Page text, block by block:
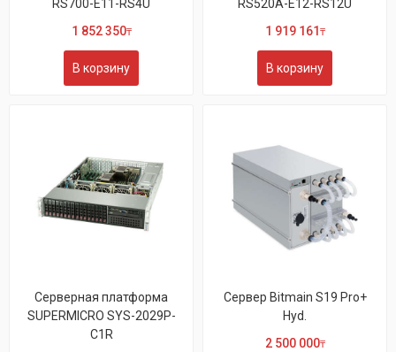
RS700-E11-RS4U
1 852 350₸
В корзину
RS520A-E12-RS12U
1 919 161 ₸
В корзину
Серверная платформа
SUPERMICRO SYS-2029P-
C1R
Сервер Bitmain S19 Pro+
Hyd.
2 500 000₸